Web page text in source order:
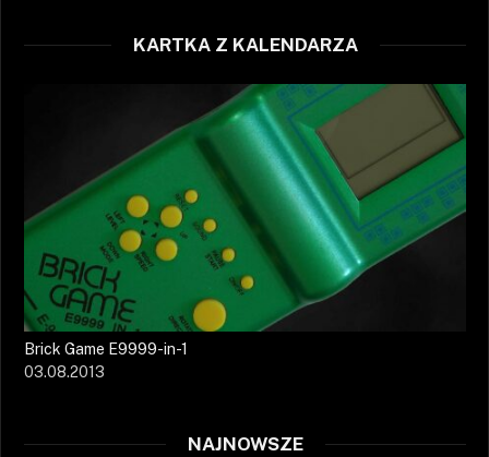
KARTKA Z KALENDARZA
Brick Game E9999-in-1
03.08.2013
NAJNOWSZE